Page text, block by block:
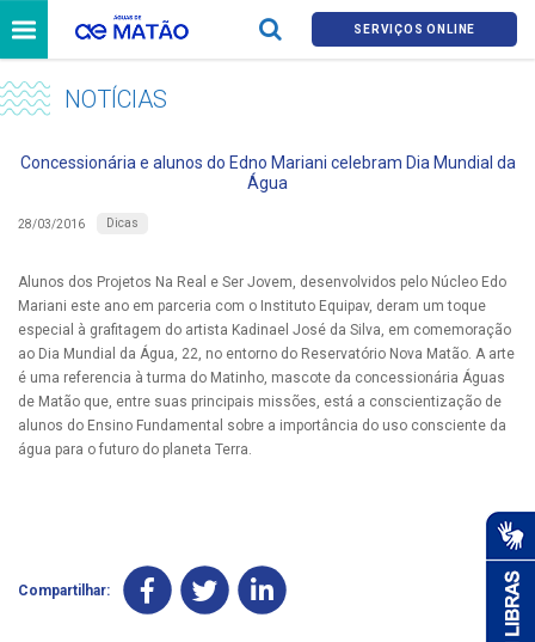
SERVIÇOS ONLINE
NOTÍCIAS
Concessionária e alunos do Edno Mariani celebram Dia Mundial da
Água
28/03/2016 Dicas
Alunos dos Projetos Na Real e Ser Jovem, desenvolvidos pelo Núcleo Edo
Mariani este ano em parceria com o Instituto Equipav, deram um toque
especial à grafitagem do artista Kadinael José da Silva, em comemoração
ao Dia Mundial da Água, 22, no entorno do Reservatório Nova Matão. A arte
é uma referencia à turma do Matinho, mascote da concessionária Águas
de Matão que, entre suas principais missões, está a conscientização de
alunos do Ensino Fundamental sobre a importância do uso consciente da
água para o futuro do planeta Terra.
Compartilhar: